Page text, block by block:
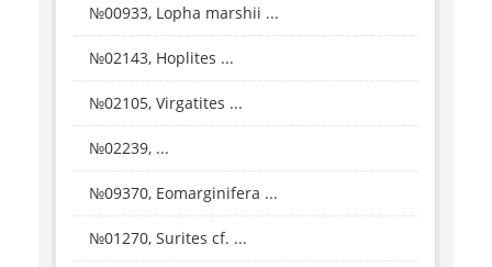
№00933, Lopha marshii ...
№02143, Hoplites ...
№02105, Virgatites ...
№02239, ...
№09370, Eomarginifera ...
№01270, Surites cf. ...